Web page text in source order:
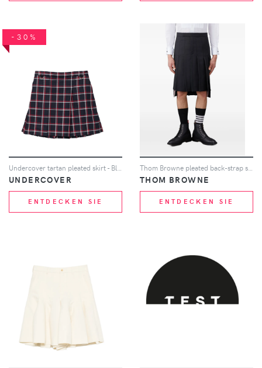
-30%
UNDERCOVER
ENTDECKEN SIE
THOM BROWNE
ENTDECKEN SIE